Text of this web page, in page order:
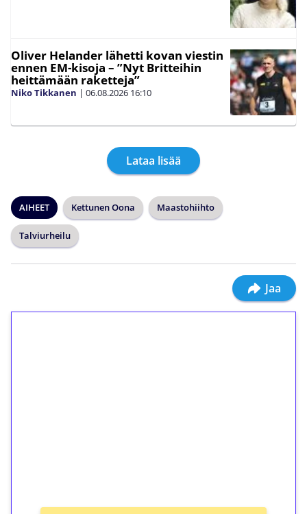
Oliver Helander lähetti kovan viestin
ennen EM-kisoja – ”Nyt Britteihin
heittämään raketteja”
Niko Tikkanen | 06.08.2026 16:10
Lataa lisää
AIHEET Kettunen Oona Maastohiihto
Talviurheilu
Jaa